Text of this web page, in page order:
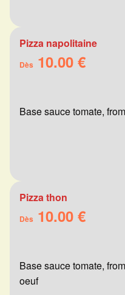
Pizza napolitaine
Dès 10.00 €
Base sauce tomate,
Pizza thon
Dès 10.00 €
Base sauce tomate,
oeuf